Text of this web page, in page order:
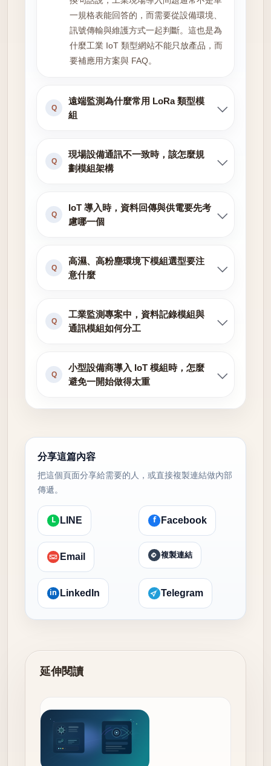
一規格表能回答的，而需要從設備環境、
訊號傳輸與維護方式一起判斷。這也是為
什麼工業 IoT 類型網站不能只放產品，而
要補應用方案與 FAQ。
Q
遠端監測為什麼常用 LoRa 類型模
組
Q
現場設備通訊不一致時，該怎麼規
劃模組架構
Q
IoT 導入時，資料回傳與供電要先考
慮哪一個
Q
高濕、高粉塵環境下模組選型要注
意什麼
Q
工業監測專案中，資料記錄模組與
通訊模組如何分工
Q
小型設備商導入 IoT 模組時，怎麼
避免一開始做得太重
分享這篇內容
把這個頁面分享給需要的人，或直接複製連結做內部
傳遞。
L LINE f Facebook
Email 複製連結
in LinkedIn Telegram
延伸閱讀